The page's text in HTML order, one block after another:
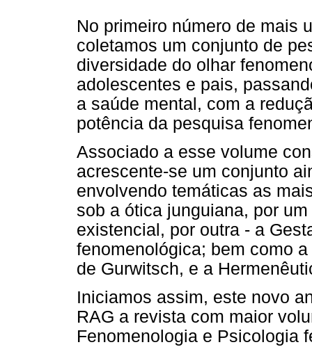
No primeiro número de mais
coletamos um conjunto de
diversidade do olhar
adolescentes e pais,
a saúde mental, com a
potência da pesquisa
Associado a esse volume
acrescente-se um conjunto
envolvendo temáticas as
sob a ótica junguiana, por
existencial, por outra - a
fenomenológica; bem como
de Gurwitsch, e a
Iniciamos assim, este novo
RAG a revista com maior
Fenomenologia e Psicologia